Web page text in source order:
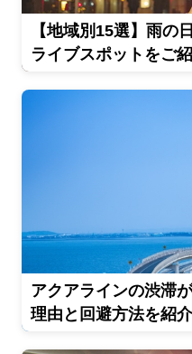
【地域別15選】雨の
ライブスポットをご
アクアラインの渋滞
理由と回避方法を紹介